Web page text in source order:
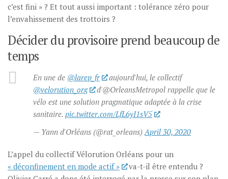
c’est fini » ? Et tout aussi important : tolérance zéro pour
l’envahissement des trottoirs ?
Décider du provisoire prend beaucoup de
temps
En une de @larep_fr
aujourd'hui, le collectif
@velorution_org
d'@OrleansMetropol rappelle que le
vélo est une solution pragmatique adaptée à la crise
sanitaire. pic.twitter.com/LfL6yI1sV5
— Yann d'Orléans (@rat_orleans)April 30, 2020
L’appel du collectif Vélorution Orléans pour un
« déconfinement en mode actif »
va-t-il être entendu ?